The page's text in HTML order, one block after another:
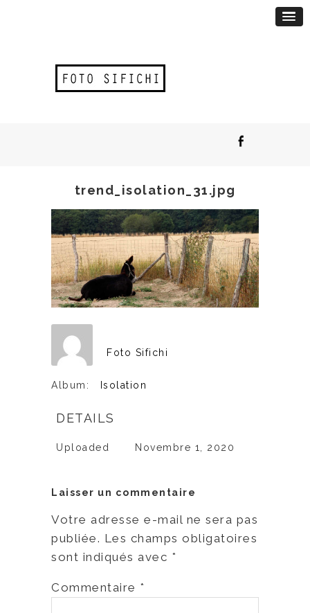
trend_isolation_31.jpg
Foto Sifichi
Album: Isolation
DETAILS
Uploaded Novembre 1, 2020
Laisser un commentaire
Votre adresse e-mail ne sera pas
publiée. Les champs obligatoires
sont indiqués avec *
Commentaire *